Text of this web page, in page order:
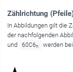
Zählrichtung
In Abbildungen gilt die
der nachfolgenden
und 60C6 h werden